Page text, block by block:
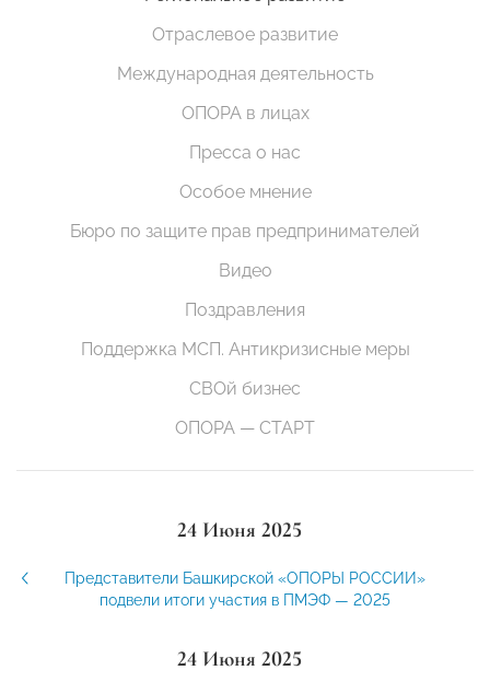
Отраслевое развитие
Международная деятельность
ОПОРА в лицах
Пресса о нас
Особое мнение
Бюро по защите прав предпринимателей
Видео
Поздравления
Поддержка МСП. Антикризисные меры
СВОй бизнес
ОПОРА — СТАРТ
24 Июня 2025
Представители Башкирской «ОПОРЫ РОССИИ»
подвели итоги участия в ПМЭФ — 2025
24 Июня 2025